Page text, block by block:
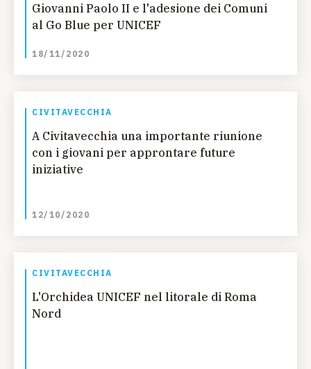
Giovanni Paolo II e l'adesione dei Comuni
al Go Blue per UNICEF
18/11/2020
CIVITAVECCHIA
A Civitavecchia una importante riunione
con i giovani per approntare future
iniziative
12/10/2020
CIVITAVECCHIA
L'Orchidea UNICEF nel litorale di Roma
Nord